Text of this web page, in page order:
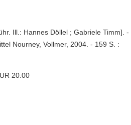
Ill.: Hannes Döllel ; Gabriele Timm]. -
Nourney, Vollmer, 2004. - 159 S. :
20.00